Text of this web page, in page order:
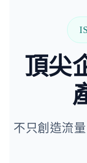
頂尖
不只創造流